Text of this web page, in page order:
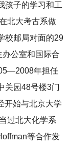
孩子的学习和工
北大考古系做
校邮局对面的29
公室和国际合
年担任
关园48号楼3门
开始与北京大学
过北大化学系
等合作发